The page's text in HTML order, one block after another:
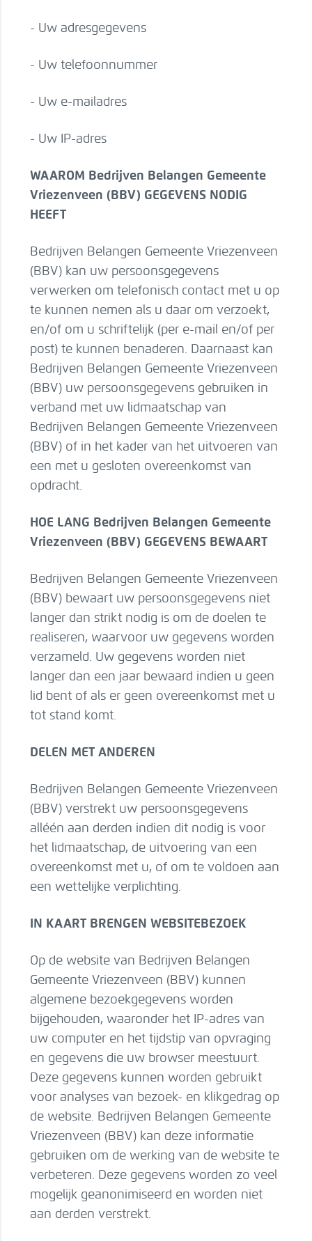
- Uw adresgegevens
- Uw telefoonnummer
- Uw e-mailadres
- Uw IP-adres
WAAROM Bedrijven Belangen Gemeente
Vriezenveen (BBV) GEGEVENS NODIG
HEEFT
Bedrijven Belangen Gemeente Vriezenveen
(BBV) kan uw persoonsgegevens
verwerken om telefonisch contact met u op
te kunnen nemen als u daar om verzoekt,
en/of om u schriftelijk (per e-mail en/of per
post) te kunnen benaderen. Daarnaast kan
Bedrijven Belangen Gemeente Vriezenveen
(BBV) uw persoonsgegevens gebruiken in
verband met uw lidmaatschap van
Bedrijven Belangen Gemeente Vriezenveen
(BBV) of in het kader van het uitvoeren van
een met u gesloten overeenkomst van
opdracht.
HOE LANG Bedrijven Belangen Gemeente
Vriezenveen (BBV) GEGEVENS BEWAART
Bedrijven Belangen Gemeente Vriezenveen
(BBV) bewaart uw persoonsgegevens niet
langer dan strikt nodig is om de doelen te
realiseren, waarvoor uw gegevens worden
verzameld. Uw gegevens worden niet
langer dan een jaar bewaard indien u geen
lid bent of als er geen overeenkomst met u
tot stand komt.
DELEN MET ANDEREN
Bedrijven Belangen Gemeente Vriezenveen
(BBV) verstrekt uw persoonsgegevens
alléén aan derden indien dit nodig is voor
het lidmaatschap, de uitvoering van een
overeenkomst met u, of om te voldoen aan
een wettelijke verplichting.
IN KAART BRENGEN WEBSITEBEZOEK
Op de website van Bedrijven Belangen
Gemeente Vriezenveen (BBV) kunnen
algemene bezoekgegevens worden
bijgehouden, waaronder het IP-adres van
uw computer en het tijdstip van opvraging
en gegevens die uw browser meestuurt.
Deze gegevens kunnen worden gebruikt
voor analyses van bezoek- en klikgedrag op
de website. Bedrijven Belangen Gemeente
Vriezenveen (BBV) kan deze informatie
gebruiken om de werking van de website te
verbeteren. Deze gegevens worden zo veel
mogelijk geanonimiseerd en worden niet
aan derden verstrekt.